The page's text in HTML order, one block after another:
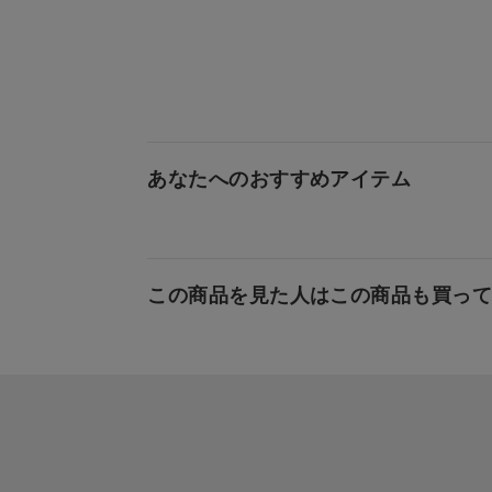
あなたへのおすすめアイテム
この商品を見た人はこの商品も買っ